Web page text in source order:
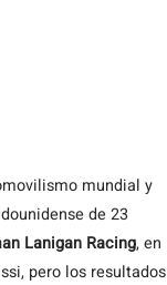
mundial y
de 23
Lanigan Racing, en
pero los resultados